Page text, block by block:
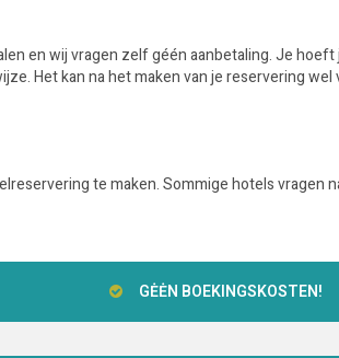
en wij vragen zelf géén aanbetaling. Je
Het kan na het maken van je reservering
te maken. Sommige hotels vragen
GĖĖN BOEKINGSKOSTEN!